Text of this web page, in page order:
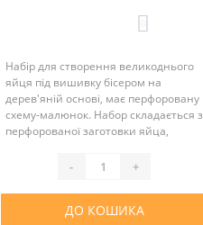
Набір для створення великоднього
яйця під вишивку бісером на
дерев'яній основі, має перфоровану
схему-малюнок. Набор складається з
перфорованої заготовки яйца,
необхідної кількості, інструкції та
- +
ДО КОШИКА